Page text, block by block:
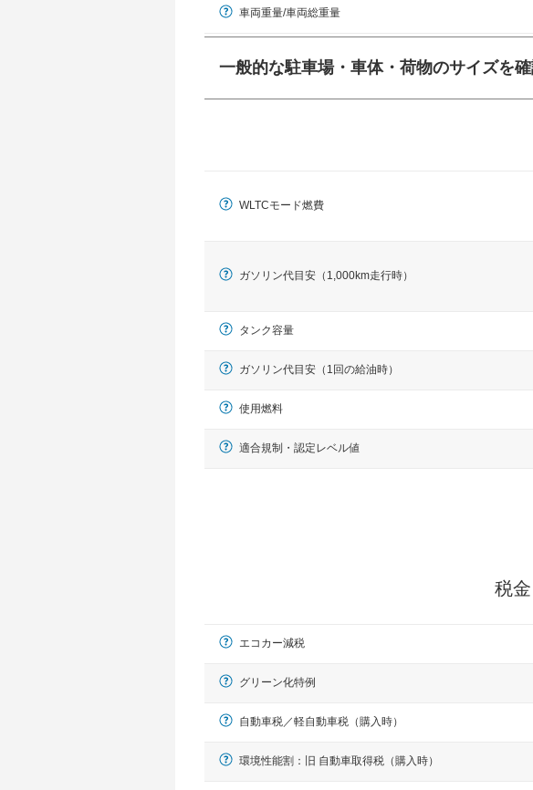
車両重量/車両総重量
一般的な駐車場・車体・荷物のサイズを
幅 5,000mmというサイズが標準値（最低値）とされ
一
WLTCモード燃費
ガソリン代目安（1,000km走行時）
タンク容量
ガソリン代目安（1回の給油時）
使用燃料
適合規制・認定レベル値
税
エコカー減税
グリーン化特例
自動車税／軽自動車税（購入時）
環境性能割：旧 自動車取得税（購入時）